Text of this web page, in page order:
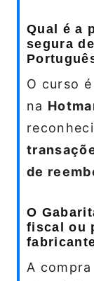
Qual é a
segura
O curso
na
de
O
fiscal ou
A